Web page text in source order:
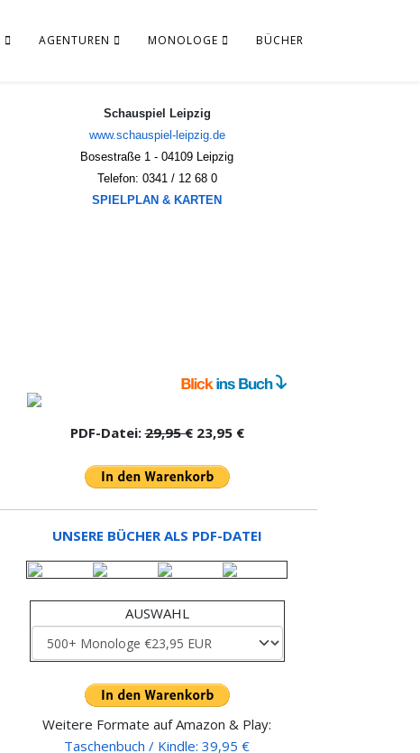
AGENTUREN MONOLOGE BÜCHER
Schauspiel Leipzig
www.schauspiel-leipzig.de
Bosestraße 1 - 04109 Leipzig
Telefon: 0341 / 12 68 0
SPIELPLAN & KARTEN
PDF-Datei:29,95 €23,95 €
UNSERE BÜCHER ALS PDF-DATEI
AUSWAHL
Weitere Formate auf Amazon & Play:
Taschenbuch / Kindle: 39,95 €